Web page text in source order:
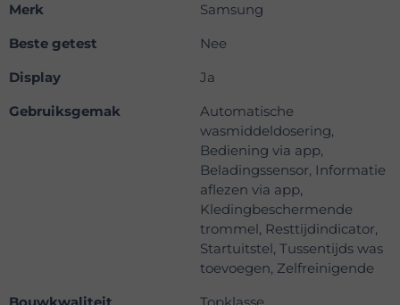
Merk
Samsung
Beste getest
Nee
Display
Ja
Gebruiksgemak
Automatische
wasmiddeldosering,
Bediening via app,
Beladingssensor, Informatie
aflezen via app,
Kledingbeschermende
trommel, Resttijdindicator,
Startuitstel, Tussentijds was
toevoegen, Zelfreinigende